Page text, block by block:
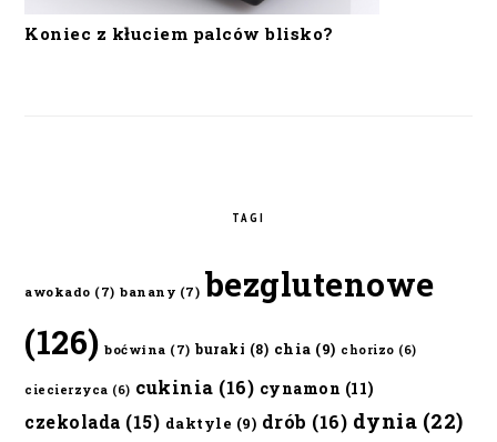
Koniec z kłuciem palców blisko?
TAGI
awokado (7) banany (7) bezglutenowe
(126) boćwina (7) buraki (8) chia (9) chorizo (6)
ciecierzyca (6) cukinia (16) cynamon (11)
czekolada (15) daktyle (9) drób (16) dynia (22)